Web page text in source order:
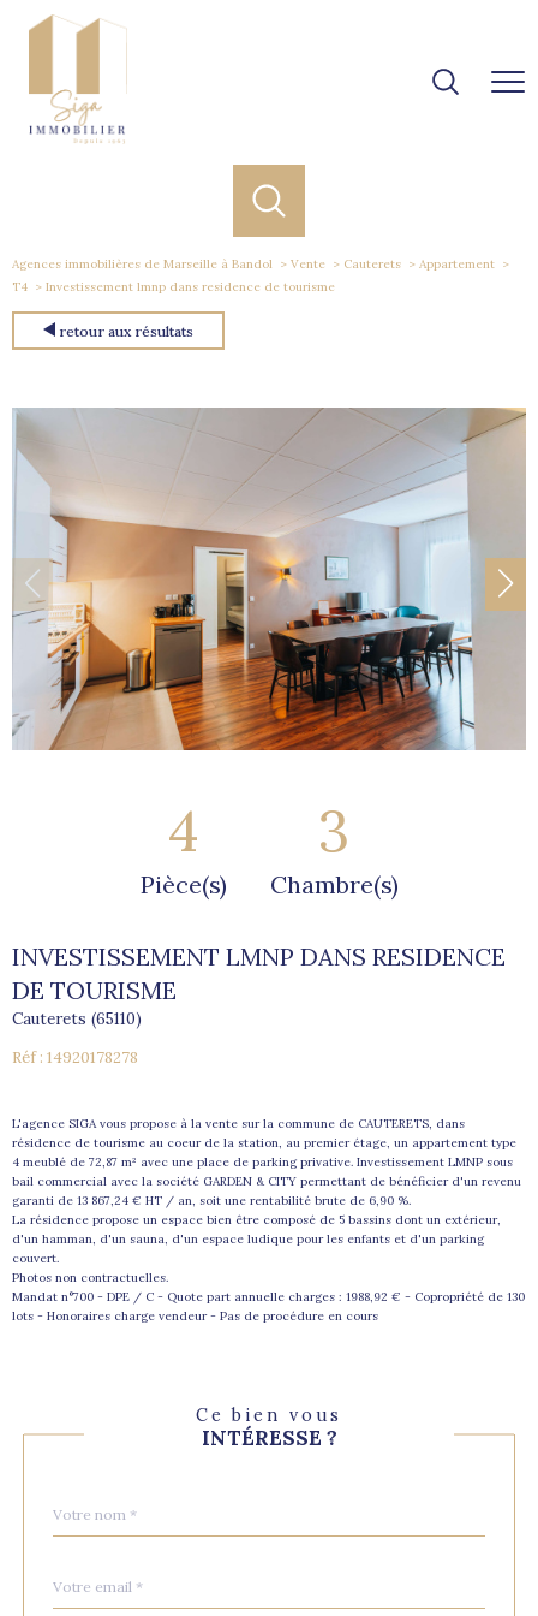
Agences immobilières de Marseille à Bandol Vente Cauterets
Appartement
T4
Investissement lmnp dans residence de tourisme
retour aux résultats
4
Pièce(s)
3
Chambre(s)
INVESTISSEMENT LMNP DANS RESIDENCE
DE TOURISME
Cauterets (65110)
Réf : 14920178278
L'agence SIGA vous propose à la vente sur la commune de CAUTERETS, dans
résidence de tourisme au coeur de la station, au premier étage, un appartement type
4 meublé de 72,87 m² avec une place de parking privative. Investissement LMNP sous
bail commercial avec la société GARDEN & CITY permettant de bénéficier d'un revenu
garanti de 13 867,24 € HT / an, soit une rentabilité brute de 6,90 %.
La résidence propose un espace bien être composé de 5 bassins dont un extérieur,
d'un hamman, d'un sauna, d'un espace ludique pour les enfants et d'un parking
couvert.
Photos non contractuelles.
Mandat n°700 - DPE / C - Quote part annuelle charges : 1988,92 € - Copropriété de 130
lots - Honoraires charge vendeur - Pas de procédure en cours
Ce bien vous
INTÉRESSE ?
par
*
*